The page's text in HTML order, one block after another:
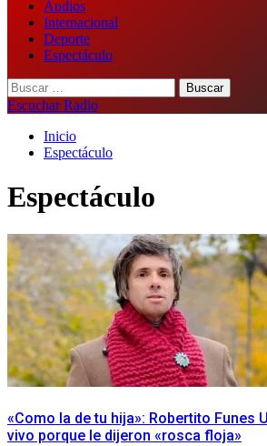
Audios
Internacional
Deporte
Espectáculo
Buscar:
Escuchar Radio
Inicio
Espectáculo
Espectáculo
«Como la de tu hija»: Robertito Funes
vivo porque le dijeron «rosca floja»